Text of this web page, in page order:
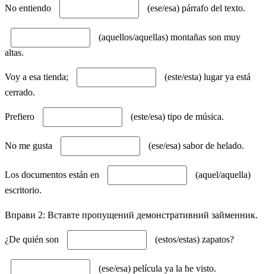
No entiendo (ese/esa) párrafo del texto.
(aquellos/aquellas) montañas son muy
altas.
Voy a esa tienda;
(este/esta) lugar ya está
cerrado.
Prefiero (este/esa) tipo de música.
No me gusta (ese/esa) sabor de helado.
Los documentos están en
(aquel/aquella)
escritorio.
Вправи 2: Вставте пропущений демонстративний займенник.
¿De quién son (estos/estas) zapatos?
(ese/esa) película ya la he visto.